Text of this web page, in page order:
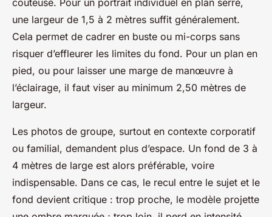
une largeur de 1,5 à 2 mètres suffit généralement.
Cela permet de cadrer en buste ou mi-corps sans
risquer d’effleurer les limites du fond. Pour un plan en
pied, ou pour laisser une marge de manœuvre à
l’éclairage, il faut viser au minimum 2,50 mètres de
largeur.
Les photos de groupe, surtout en contexte corporatif
ou familial, demandent plus d’espace. Un fond de 3 à
4 mètres de large est alors préférable, voire
indispensable. Dans ce cas, le recul entre le sujet et le
fond devient critique : trop proche, le modèle projette